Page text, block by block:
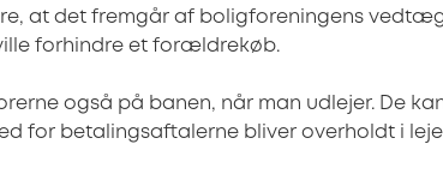
at det fremgår af boligforeningens
forhindre et forældrekøb.
også på banen, når man udlejer. De
for betalingsaftalerne bliver overholdt i